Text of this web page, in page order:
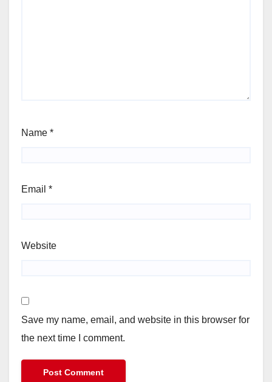
Name *
Email *
Website
Save my name, email, and website in this browser for
the next time I comment.